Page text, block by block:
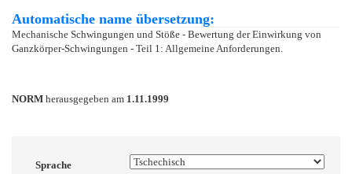
Automatische name übersetzung:
Mechanische Schwingungen und Stöße - Bewertung der Einwirkung von
Ganzkörper-Schwingungen - Teil 1: Allgemeine Anforderungen.
NORM herausgegeben am 1.11.1999
Sprache